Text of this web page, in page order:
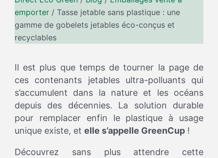
emporter / Tasse jetable sans plastique : une
gamme de gobelets jetables éco-conçus et
recyclables
Il est plus que temps de tourner la page de
ces contenants jetables ultra-polluants qui
s’accumulent dans la nature et les océans
depuis des décennies. La solution durable
pour remplacer enfin le plastique à usage
unique existe, et elle s’appelle GreenCup !
Découvrez sans plus attendre cette